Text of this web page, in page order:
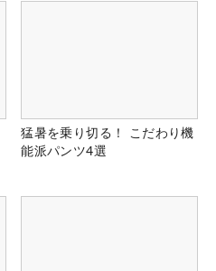
猛暑を乗り切る！ こだわり機
能派パンツ4選